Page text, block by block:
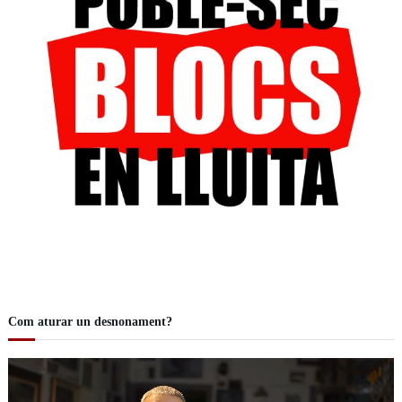
Com aturar un desnonament?
R